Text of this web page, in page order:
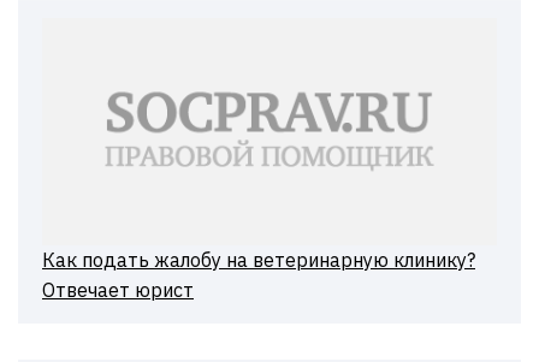
Как подать жалобу на ветеринарную клинику?
Отвечает юрист